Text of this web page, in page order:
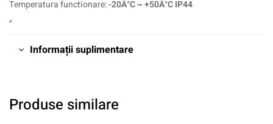
Temperatura functionare:-20Â°C ~ +50Â°C IP44
„
Informații suplimentare
Produse similare